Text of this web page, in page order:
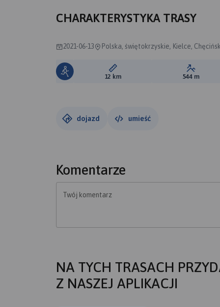
CHARAKTERYSTYKA TRASY
2021-06-13 Polska, świętokrzyskie, Kielce,
Długość trasy:
12 km Suma
544 m
dojazd umieść
Komentarze
Twój komentarz
NA TYCH TRASACH
Z NASZEJ APLIKACJI